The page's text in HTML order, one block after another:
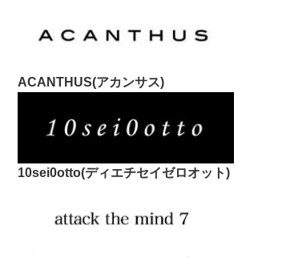
ACANTHUS(アカンサス)
10sei0otto(ディエチセイゼロオット)